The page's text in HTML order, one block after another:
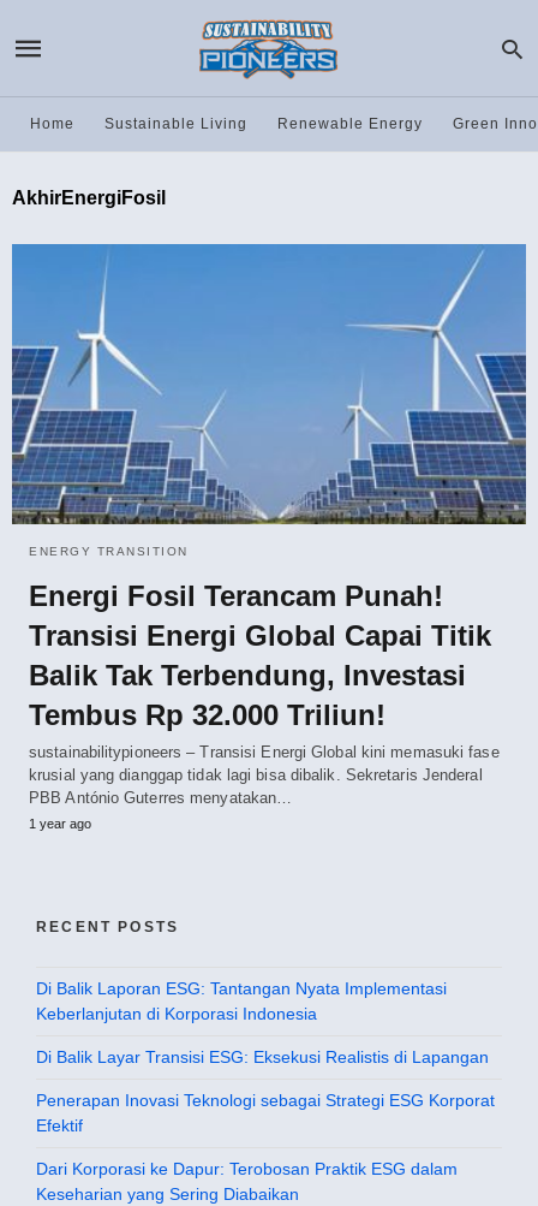
Home Sustainable Living Renewable Energy Green
AkhirEnergiFosil
ENERGY TRANSITION
Energi Fosil Terancam Punah!
Transisi Energi Global Capai Titik
Balik Tak Terbendung, Investasi
Tembus Rp 32.000 Triliun!
sustainabilitypioneers – Transisi Energi Global kini memasuki fase
krusial yang dianggap tidak lagi bisa dibalik. Sekretaris Jenderal
PBB António Guterres menyatakan…
1 year ago
RECENT POSTS
Di Balik Laporan ESG: Tantangan Nyata Implementasi
Keberlanjutan di Korporasi Indonesia
Di Balik Layar Transisi ESG: Eksekusi Realistis di Lapangan
Penerapan Inovasi Teknologi sebagai Strategi ESG Korporat
Efektif
Dari Korporasi ke Dapur: Terobosan Praktik ESG dalam
Keseharian yang Sering Diabaikan